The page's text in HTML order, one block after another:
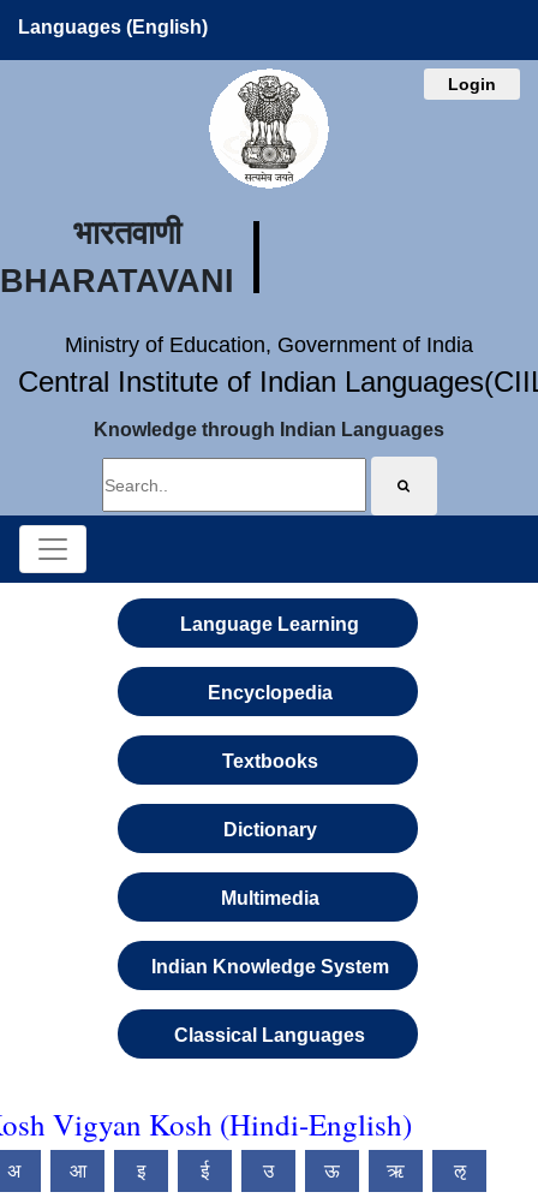
Languages (English)
Login
भारतवाणी
BHARATAVANI
Ministry of Education, Government of India
Central Institute of Indian
Knowledge through Indian Languages
Language Learning
Encyclopedia
Textbooks
Dictionary
Multimedia
Indian Knowledge System
Classical Languages
Vigyan Kosh (Hindi-English)
अ आ इ ई उ ऊ ऋ ऌ